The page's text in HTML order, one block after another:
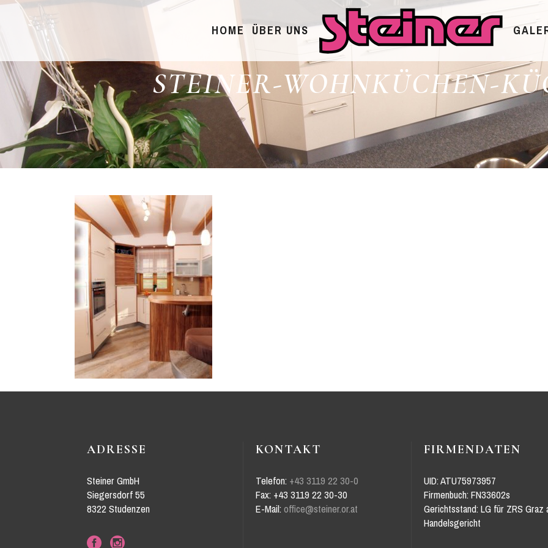
HOME ÜBER UNS
STEINER-WOHNKÜCHEN-
ADRESSE
Steiner GmbH
Siegersdorf 55
8322 Studenzen
KONTAKT
Telefon:+43 3119 22 30-0
Fax: +43 3119 22 30-30
E-Mail:office@steiner.or.at
FIRMENDATEN
UID: ATU75973957
Firmenbuch: FN33602s
Gerichtsstand: LG für ZRS Graz
Handelsgericht